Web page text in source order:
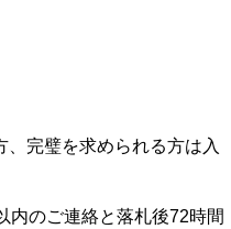
完璧を求められる方は入
のご連絡と落札後72時間